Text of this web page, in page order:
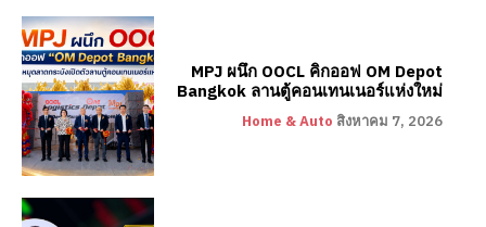
MPJ ผนึก OOCL คิกออฟ OM Depot
Bangkok ลานตู้คอนเทนเนอร์แห่งใหม่
Home & Auto สิงหาคม 7, 2026